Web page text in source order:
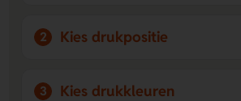
2 Kies drukpositie
3 Kies drukkleuren